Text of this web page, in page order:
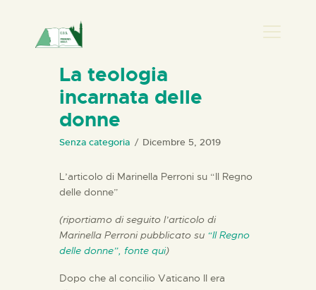
HOME
CHI SIAMO
NEWS
BIBLIOTECA
CONTATTI
La teologia
incarnata delle
donne
Senza categoria Dicembre 5, 2019
L’articolo di Marinella Perroni su “Il Regno
delle donne”
(riportiamo di seguito l’articolo di
Marinella Perroni pubblicato su “Il Regno
delle donne”, fonte qui)
Dopo che al concilio Vaticano II era